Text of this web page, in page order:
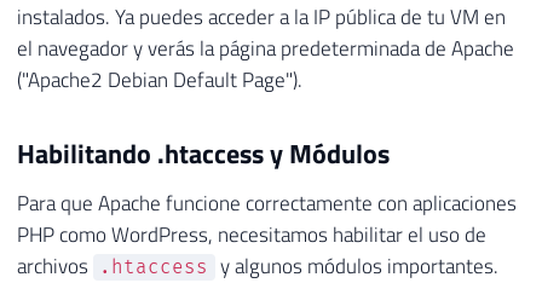
instalados. Ya puedes acceder a la IP pública de tu VM en
el navegador y verás la página predeterminada de Apache
("Apache2 Debian Default Page").
Habilitando .htaccess y Módulos
Para que Apache funcione correctamente con aplicaciones
PHP como WordPress, necesitamos habilitar el uso de
archivos
.htaccess
y algunos módulos importantes.